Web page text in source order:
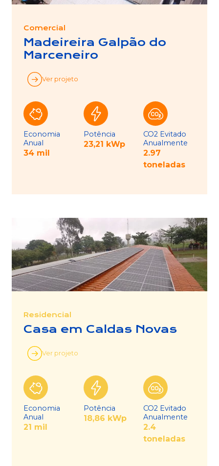
Comercial
Madeireira Galpão do
Marceneiro
Ver projeto
Economia
Anual
34 mil
Potência
23,21 kWp
CO2 Evitado
Anualmente
2.97
toneladas
Residencial
Casa em Caldas Novas
Ver projeto
Economia
Anual
21 mil
Potência
18,86 kWp
CO2 Evitado
Anualmente
2.4
toneladas